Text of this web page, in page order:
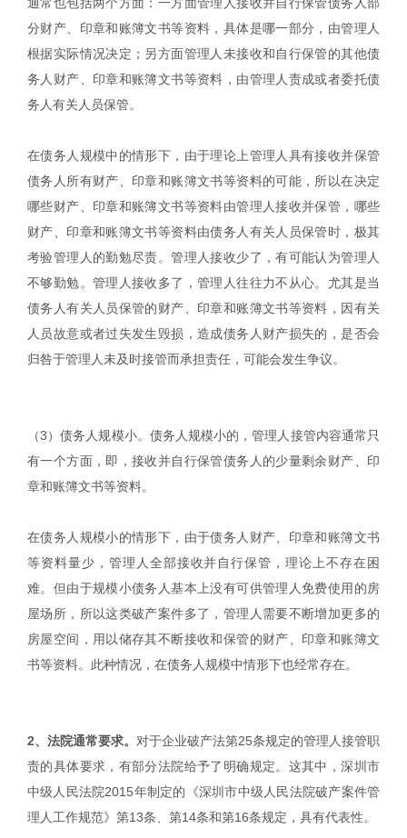
分财产、印章和账簿文书等资料，具体是哪一部分，由管理人
根据实际情况决定；另方面管理人未接收和自行保管的其他债
务人财产、印章和账簿文书等资料，由管理人责成或者委托债
务人有关人员保管。
在债务人规模中的情形下，由于理论上管理人具有接收并保管
债务人所有财产、印章和账簿文书等资料的可能，所以在决定
哪些财产、印章和账簿文书等资料由管理人接收并保管，哪些
财产、印章和账簿文书等资料由债务人有关人员保管时，极其
考验管理人的勤勉尽责。管理人接收少了，有可能认为管理人
不够勤勉。管理人接收多了，管理人往往力不从心。尤其是当
债务人有关人员保管的财产、印章和账簿文书等资料，因有关
人员故意或者过失发生毁损，造成债务人财产损失的，是否会
归咎于管理人未及时接管而承担责任，可能会发生争议。
（3）债务人规模小。债务人规模小的，管理人接管内容通常只
有一个方面，即，接收并自行保管债务人的少量剩余财产、印
章和账簿文书等资料。
在债务人规模小的情形下，由于债务人财产、印章和账簿文书
等资料量少，管理人全部接收并自行保管，理论上不存在困
难。但由于规模小债务人基本上没有可供管理人免费使用的房
屋场所，所以这类破产案件多了，管理人需要不断增加更多的
房屋空间，用以储存其不断接收和保管的财产、印章和账簿文
书等资料。此种情况，在债务人规模中情形下也经常存在。
2、法院通常要求。 对于企业破产法第25条规定的管理人接管职
责的具体要求，有部分法院给予了明确规定。这其中，深圳市
中级人民法院2015年制定的《深圳市中级人民法院破产案件管
理人工作规范》第13条、第14条和第16条规定，具有代表性。